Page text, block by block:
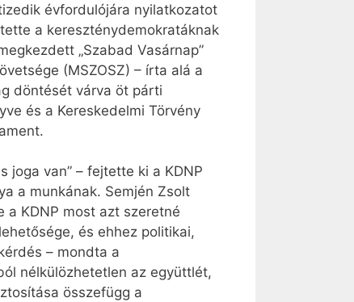
évfordulójára nyilatkozatot
a kereszténydemokratáknak
„Szabad Vasárnap”
(MSZOSZ) – írta alá a
döntését várva öt párti
és a Kereskedelmi Törvény
joga van” – fejtette ki a KDNP
a munkának. Semjén Zsolt
a KDNP most azt szeretné
és ehhez politikai,
– mondta a
nélkülözhetetlen az együttlét,
összefügg a